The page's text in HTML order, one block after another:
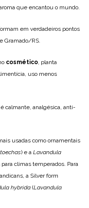
que encantou o mundo.
em verdadeiros pontos
Gramado/RS.
cosmético, planta
uso menos
calmante, analgésica, anti-
usadas como ornamentais
) e a Lavandula
climas temperados. Para
a Silver form
hybrida (Lavandula